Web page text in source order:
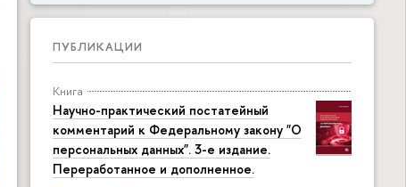
ПУБЛИКАЦИИ
Книга
Научно-практический постатейный
комментарий к Федеральному закону "О
персональных данных". 3-е издание.
Переработанное и дополненное.